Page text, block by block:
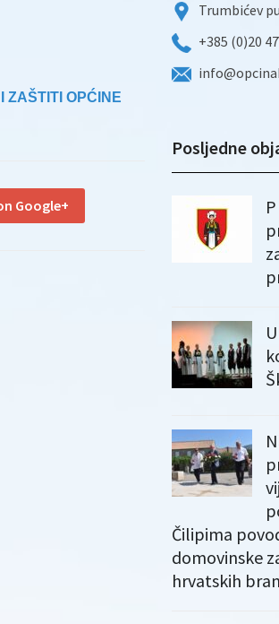
ZAŠTITI OPĆINE
Google+
Trumbićev
+385 (0)20
Posljedne
Čilipima
domovinske
hrvatskih